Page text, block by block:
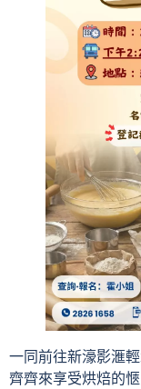
一同前往新濠影滙
齊齊來享受烘焙的愜